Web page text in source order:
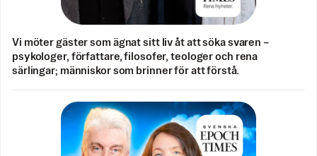
Vi möter gäster som ägnat sitt liv åt att söka svaren –
psykologer, författare, filosofer, teologer och rena
särlingar; människor som brinner för att förstå.